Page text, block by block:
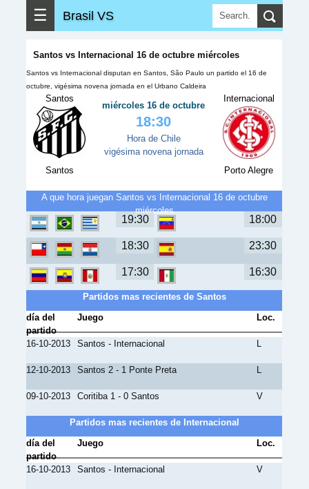
☰ Brasil VS
Santos vs Internacional 16 de octubre miércoles
Santos vs Internacional disputan en Santos, São Paulo un partido el 16 de
octubre, vigésima novena jornada en el Urbano Caldeira
Santos
Santos
miércoles 16 de octubre
18:30
Hora de Chile
vigésima novena jornada
Internacional
Porto Alegre
A que hora juegan Santos vs Internacional 16 de octubre
miércoles
19:30 18:00
18:30 23:30
17:30 16:30
Partidos mas recientes de Santos
día del
partido
Juego Loc.
16-10-2013 Santos - Internacional L
12-10-2013 Santos 2 - 1 Ponte Preta L
09-10-2013 Coritiba 1 - 0 Santos V
Partidos mas recientes de Internacional
día del
partido
Juego Loc.
16-10-2013 Santos - Internacional V